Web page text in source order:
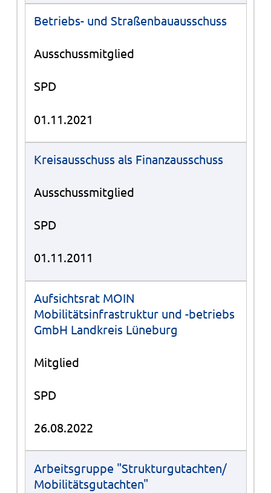
Betriebs- und Straßenbauausschuss
Ausschussmitglied
SPD
01.11.2021
Kreisausschuss als Finanzausschuss
Ausschussmitglied
SPD
01.11.2011
Aufsichtsrat MOIN
Mobilitätsinfrastruktur und -betriebs
GmbH Landkreis Lüneburg
Mitglied
SPD
26.08.2022
Arbeitsgruppe "Strukturgutachten/
Mobilitätsgutachten"